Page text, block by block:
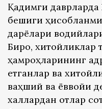
Қадимги
бешиги
дарёлари
Бироқ, хитойликлар
ҳамроҳларининг
етганлар ва
ваҳший ва ёввойи
халқлардан отлар